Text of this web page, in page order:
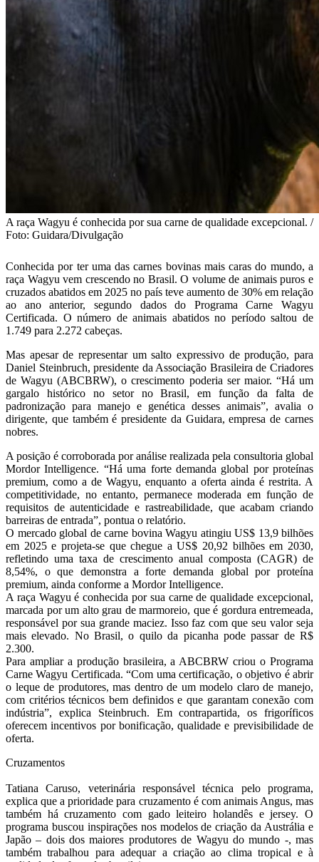
A raça Wagyu é conhecida por sua carne de qualidade excepcional. /
Foto: Guidara/Divulgação
Conhecida por ter uma das carnes bovinas mais caras do mundo, a
raça Wagyu vem crescendo no Brasil. O volume de animais puros e
cruzados abatidos em 2025 no país teve aumento de 30% em relação
ao ano anterior, segundo dados do Programa Carne Wagyu
Certificada. O número de animais abatidos no período saltou de
1.749 para 2.272 cabeças.
Mas apesar de representar um salto expressivo de produção, para
Daniel Steinbruch, presidente da Associação Brasileira de Criadores
de Wagyu (ABCBRW), o crescimento poderia ser maior. “Há um
gargalo histórico no setor no Brasil, em função da falta de
padronização para manejo e genética desses animais”, avalia o
dirigente, que também é presidente da Guidara, empresa de carnes
nobres.
A posição é corroborada por análise realizada pela consultoria global
Mordor Intelligence. “Há uma forte demanda global por proteínas
premium, como a de Wagyu, enquanto a oferta ainda é restrita. A
competitividade, no entanto, permanece moderada em função de
requisitos de autenticidade e rastreabilidade, que acabam criando
barreiras de entrada”, pontua o relatório.
O mercado global de carne bovina Wagyu atingiu US$ 13,9 bilhões
em 2025 e projeta-se que chegue a US$ 20,92 bilhões em 2030,
refletindo uma taxa de crescimento anual composta (CAGR) de
8,54%, o que demonstra a forte demanda global por proteína
premium, ainda conforme a Mordor Intelligence.
A raça Wagyu é conhecida por sua carne de qualidade excepcional,
marcada por um alto grau de marmoreio, que é gordura entremeada,
responsável por sua grande maciez. Isso faz com que seu valor seja
mais elevado. No Brasil, o quilo da picanha pode passar de R$
2.300.
Para ampliar a produção brasileira, a ABCBRW criou o Programa
Carne Wagyu Certificada. “Com uma certificação, o objetivo é abrir
o leque de produtores, mas dentro de um modelo claro de manejo,
com critérios técnicos bem definidos e que garantam conexão com
indústria”, explica Steinbruch. Em contrapartida, os frigoríficos
oferecem incentivos por bonificação, qualidade e previsibilidade de
oferta.
Cruzamentos
Tatiana Caruso, veterinária responsável técnica pelo programa,
explica que a prioridade para cruzamento é com animais Angus, mas
também há cruzamento com gado leiteiro holandês e jersey. O
programa buscou inspirações nos modelos de criação da Austrália e
Japão – dois dos maiores produtores de Wagyu do mundo -, mas
também trabalhou para adequar a criação ao clima tropical e à